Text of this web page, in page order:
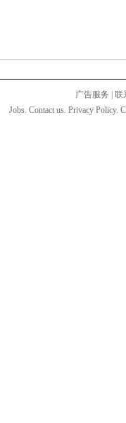
广告服务
联
Jobs. Contact us. Privacy Policy.